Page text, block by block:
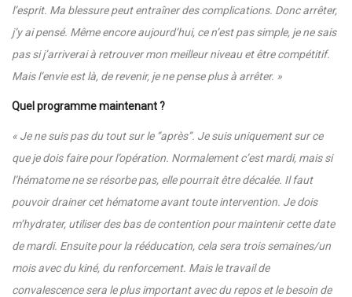
l’esprit. Ma blessure peut entraîner des complications. Donc arrêter,
j’y ai pensé. Même encore aujourd’hui, ce n’est pas simple, je ne sais
pas si j’arriverai à retrouver mon meilleur niveau et être compétitif.
Mais l’envie est là, de revenir, je ne pense plus à arrêter. »
Quel programme maintenant ?
« Je ne suis pas du tout sur le ‘’après’’. Je suis uniquement sur ce
que je dois faire pour l’opération. Normalement c’est mardi, mais si
l’hématome ne se résorbe pas, elle pourrait être décalée. Il faut
pouvoir drainer cet hématome avant toute intervention. Je dois
m’hydrater, utiliser des bas de contention pour maintenir cette date
de mardi. Ensuite pour la rééducation, cela sera trois semaines/un
mois avec du kiné, du renforcement. Mais le travail de
convalescence sera le plus important avec du repos et le besoin de